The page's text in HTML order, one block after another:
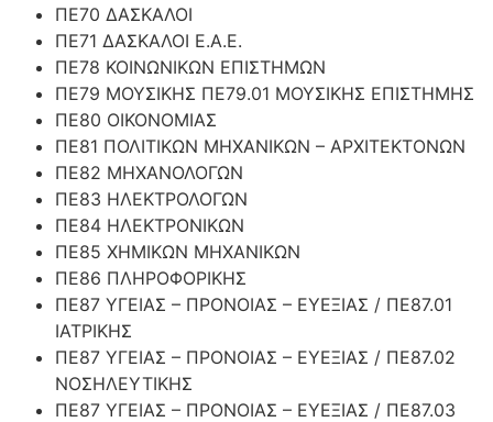
ΠΕ70 ΔΑΣΚΑΛΟΙ
ΠΕ71 ΔΑΣΚΑΛΟΙ Ε.Α.Ε.
ΠΕ78 ΚΟΙΝΩΝΙΚΩΝ ΕΠΙΣΤΗΜΩΝ
ΠΕ79 ΜΟΥΣΙΚΗΣ ΠΕ79.01 ΜΟΥΣΙΚΗΣ ΕΠΙΣΤΗΜΗΣ
ΠΕ80 ΟΙΚΟΝΟΜΙΑΣ
ΠΕ81 ΠΟΛΙΤΙΚΩΝ ΜΗΧΑΝΙΚΩΝ – ΑΡΧΙΤΕΚΤΟΝΩΝ
ΠΕ82 ΜΗΧΑΝΟΛΟΓΩΝ
ΠΕ83 ΗΛΕΚΤΡΟΛΟΓΩΝ
ΠΕ84 ΗΛΕΚΤΡΟΝΙΚΩΝ
ΠΕ85 ΧΗΜΙΚΩΝ ΜΗΧΑΝΙΚΩΝ
ΠΕ86 ΠΛΗΡΟΦΟΡΙΚΗΣ
ΠΕ87 ΥΓΕΙΑΣ – ΠΡΟΝΟΙΑΣ – ΕΥΕΞΙΑΣ / ΠΕ87.01
ΙΑΤΡΙΚΗΣ
ΠΕ87 ΥΓΕΙΑΣ – ΠΡΟΝΟΙΑΣ – ΕΥΕΞΙΑΣ / ΠΕ87.02
ΝΟΣΗΛΕΥΤΙΚΗΣ
ΠΕ87 ΥΓΕΙΑΣ – ΠΡΟΝΟΙΑΣ – ΕΥΕΞΙΑΣ / ΠΕ87.03